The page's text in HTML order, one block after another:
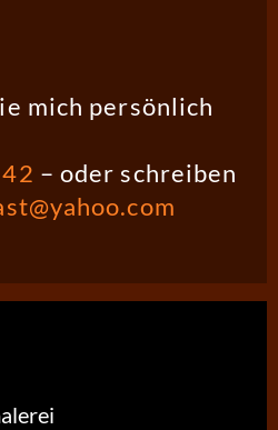
mich persönlich
– oder schreiben